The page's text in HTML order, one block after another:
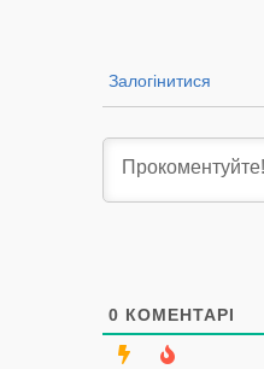
Залогінитися
0 КОМЕНТАРІ